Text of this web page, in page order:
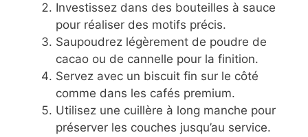
Investissez dans des bouteilles à sauce
pour réaliser des motifs précis.
Saupoudrez légèrement de poudre de
cacao ou de cannelle pour la finition.
Servez avec un biscuit fin sur le côté
comme dans les cafés premium.
Utilisez une cuillère à long manche pour
préserver les couches jusqu’au service.